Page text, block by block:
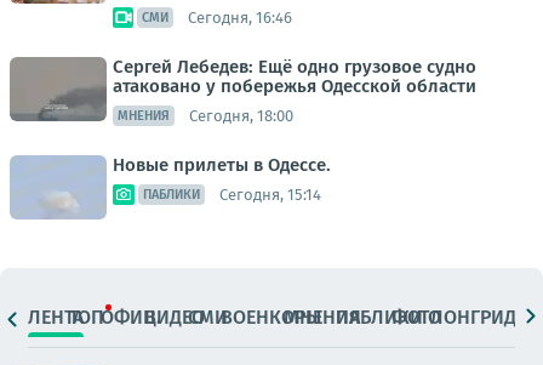
СМИ Сегодня, 16:46
Сергей Лебедев: Ещё одно грузовое судно
атаковано у побережья Одесской области
МНЕНИЯ Сегодня, 18:00
Новые прилеты в Одессе.
ПАБЛИКИ Сегодня, 15:14
ЛЕНТАТОПОФИЦ.ВИДЕОСМИВОЕНКОРЫМНЕНИЯПАБЛИКИ
ФОТОЛОНГРИДЫ